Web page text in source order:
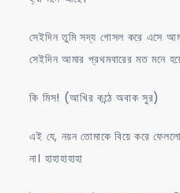
সেইদিন তুমি সদ্য গোসল করে এসে
সেইদিন আমার প্রথমবারের মত মনে
কি মিস! (আখির কন্ঠে অবাক সুর)
এই যে, নয়ন তোমাকে বিয়ে করে
না। হাহাহাহাহা